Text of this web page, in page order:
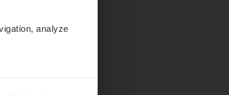
analyze